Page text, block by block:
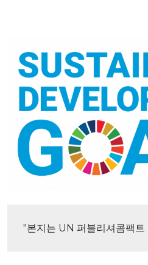
"본지는 UN 퍼블리셔콤팩트